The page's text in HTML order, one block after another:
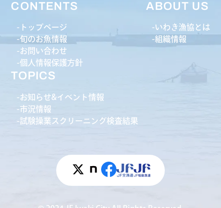
CONTENTS
トップページ
旬のお魚情報
お問い合わせ
個人情報保護方針
ABOUT US
いわき漁協とは
組織情報
TOPICS
お知らせ&イベント情報
市況情報
試験操業スクリーニング検査結果